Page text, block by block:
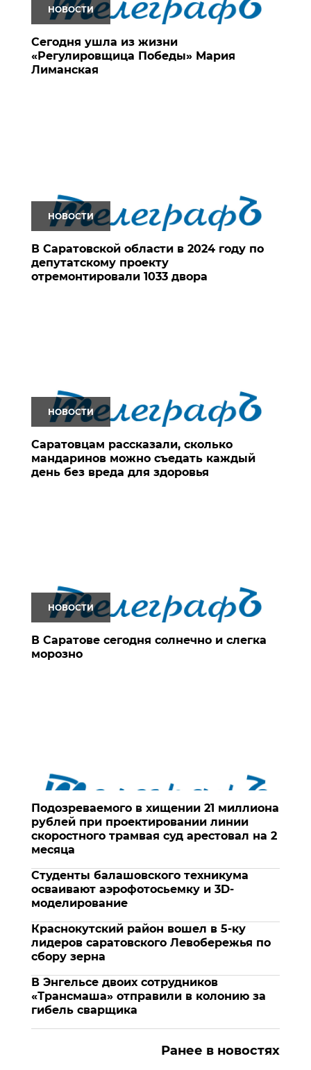
НОВОСТИ
Сегодня ушла из жизни
«Регулировщица Победы» Мария
Лиманская
НОВОСТИ
В Саратовской области в 2024 году по
депутатскому проекту
отремонтировали 1033 двора
НОВОСТИ
Саратовцам рассказали, сколько
мандаринов можно съедать каждый
день без вреда для здоровья
НОВОСТИ
В Саратове сегодня солнечно и слегка
морозно
Подозреваемого в хищении 21 миллиона
рублей при проектировании линии
скоростного трамвая суд арестовал на 2
месяца
Студенты балашовского техникума
осваивают аэрофотосьемку и 3D-
моделирование
Краснокутский район вошел в 5-ку
лидеров саратовского Левобережья по
сбору зерна
В Энгельсе двоих сотрудников
«Трансмаша» отправили в колонию за
гибель сварщика
Ранее в новостях